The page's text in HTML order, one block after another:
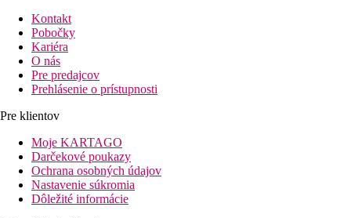
Kontakt
Pobočky
Kariéra
O nás
Pre predajcov
Prehlásenie o prístupnosti
Pre klientov
Moje KARTAGO
Darčekové poukazy
Ochrana osobných údajov
Nastavenie súkromia
Dôležité informácie